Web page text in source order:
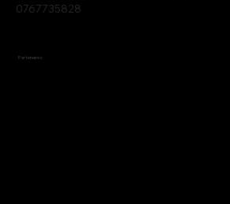
0767735828
Partenaires